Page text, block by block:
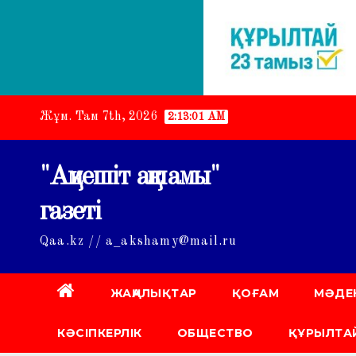
Жұм. Там 7th, 2026 2:13:03 AM
"Ақмешіт ақшамы"
газеті
Qaa.kz // a_akshamy@mail.ru
ЖАҢАЛЫҚТАР ҚОҒАМ
КӘСІПКЕРЛІК ОБЩЕСТВО